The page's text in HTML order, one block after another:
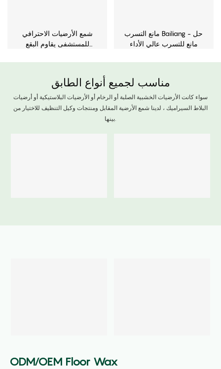
شمع الأرضيات الاحترافي
للمستشفى يقاوم البقع
مانع التسرب Bailiang - حل
مانع للتسرب عالي الأداء
مناسب لجميع أنواع الطابق
سواء كانت الأرضيات الخشبية الصلبة أو الرخام أو الأرضيات البلاستيكية أو أرضيات
البلاط السيراميك ، لدينا شمع الأرضية المقابل ومنتجات وكيل التنظيف للاختيار من
بينها.
ODM/OEM Floor Wax